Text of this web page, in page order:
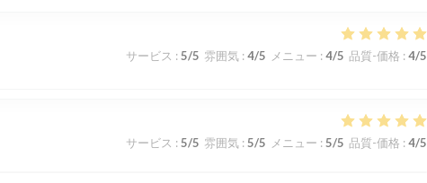
サービス : 5/5 雰囲気: 4/5 メニュー : 4/5 品質-価格 : 4/5
サービス : 5/5 雰囲気: 5/5 メニュー : 5/5 品質-価格 : 4/5